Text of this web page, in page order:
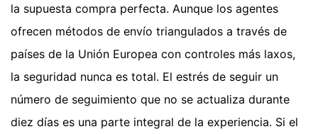
la supuesta compra perfecta. Aunque los agentes
ofrecen métodos de envío triangulados a través de
países de la Unión Europea con controles más laxos,
la seguridad nunca es total. El estrés de seguir un
número de seguimiento que no se actualiza durante
diez días es una parte integral de la experiencia. Si el